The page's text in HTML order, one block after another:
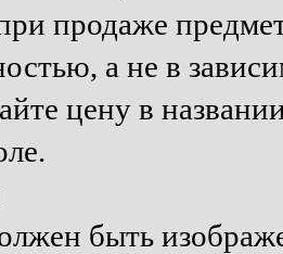
продаже
а не в
цену в
быть